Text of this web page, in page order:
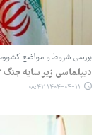
بررسی شروط و مواضع کشورمان
دیپلماسی زیر سایه جنگ ۱۲روزه
۱۴۰۴-۰۴-۱۱ ۰۸:۴۲